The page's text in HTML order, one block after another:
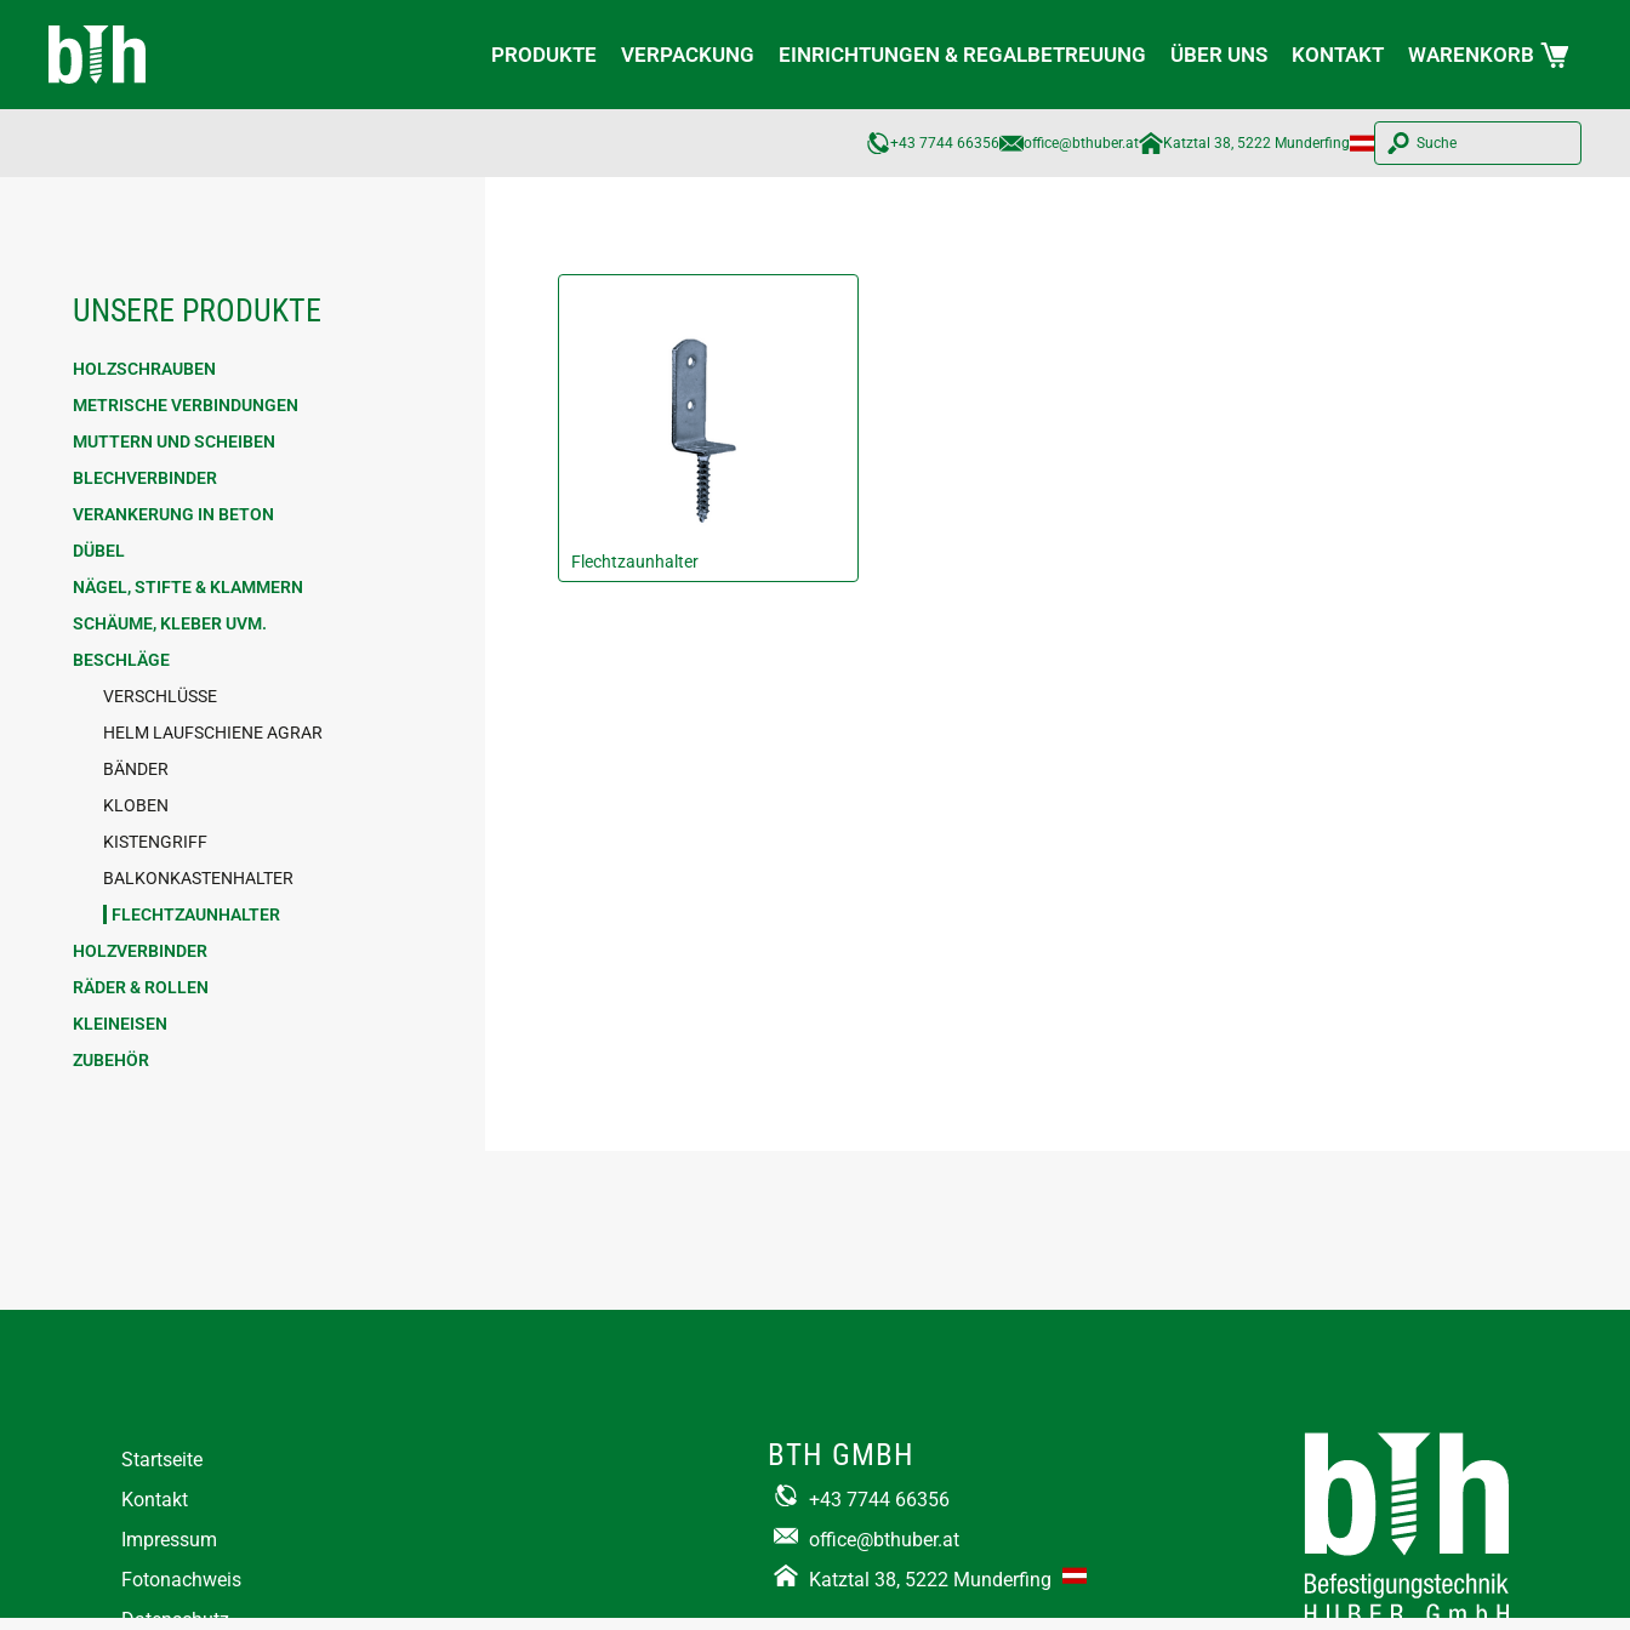
PRODUKTE VERPACKUNG EINRICHTUNGEN & REGALBETREUUNG ÜBER UNS KONTAKT WARENKORB
+43 7744 66356 office@bthuber.at​ Katztal 38, 5222 Munderfing Suche
UNSERE PRODUKTE
HOLZSCHRAUBEN
METRISCHE VERBINDUNGEN
MUTTERN UND SCHEIBEN
BLECHVERBINDER
VERANKERUNG IN BETON
DÜBEL
NÄGEL, STIFTE & KLAMMERN
SCHÄUME, KLEBER UVM.
BESCHLÄGE
VERSCHLÜSSE
HELM LAUFSCHIENE AGRAR
BÄNDER
KLOBEN
KISTENGRIFF
BALKONKASTENHALTER
FLECHTZAUNHALTER
HOLZVERBINDER
RÄDER & ROLLEN
KLEINEISEN
ZUBEHÖR
Flechtzaunhalter
Startseite
Kontakt
Impressum
Fotonachweis
Datenschutz
BTH GMBH
+43 7744 66356
office@bthuber.at​
Katztal 38, 5222 Munderfing